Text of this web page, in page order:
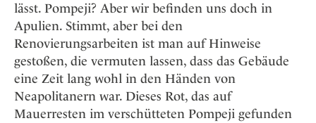
lässt. Pompeji? Aber wir befinden uns doch in
Apulien. Stimmt, aber bei den
Renovierungsarbeiten ist man auf Hinweise
gestoßen, die vermuten lassen, dass das Gebäude
eine Zeit lang wohl in den Händen von
Neapolitanern war. Dieses Rot, das auf
Mauerresten im verschütteten Pompeji gefunden